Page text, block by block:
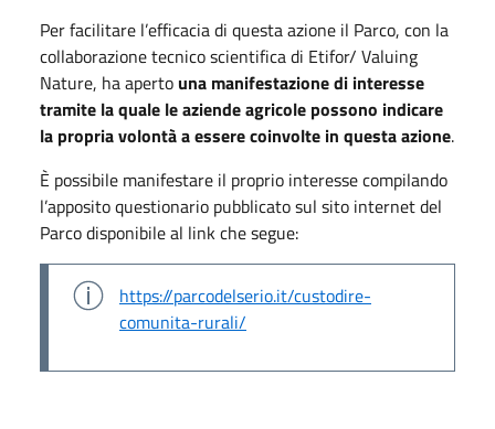
Per facilitare l’efficacia di questa azione il Parco, con la
collaborazione tecnico scientifica di Etifor/ Valuing
Nature, ha aperto una manifestazione di interesse
tramite la quale le aziende agricole possono indicare
la propria volontà a essere coinvolte in questa azione.
È possibile manifestare il proprio interesse compilando
l’apposito questionario pubblicato sul sito internet del
Parco disponibile al link che segue:
https://parcodelserio.it/custodire-
comunita-rurali/